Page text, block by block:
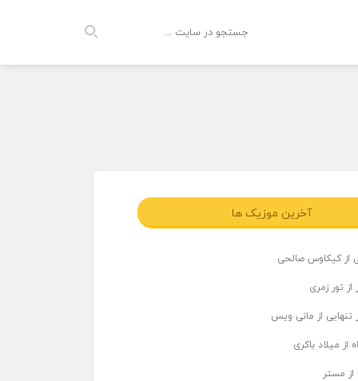
آخرین موزیک ها
از کیکاوس صالحی
تور زمری
تنهایی از مانی ویس
از میلاد باکری
از مستر